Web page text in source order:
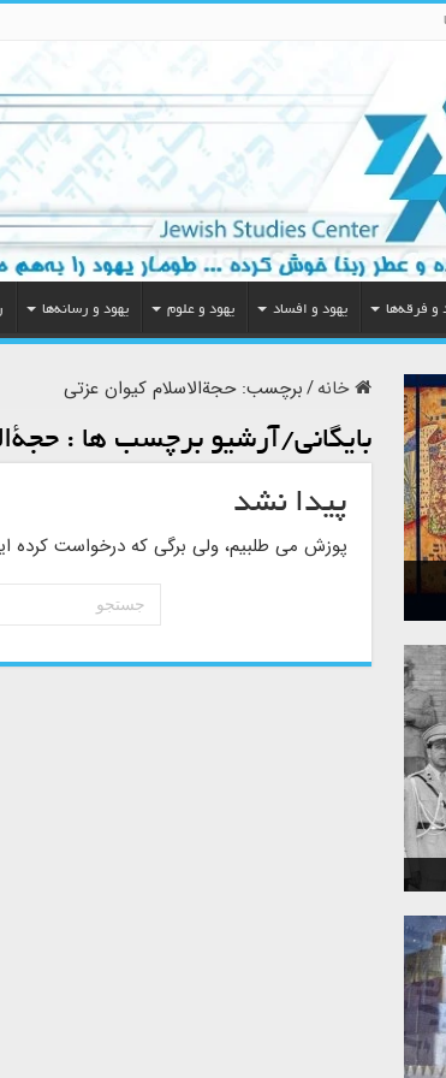
و فرقه‌ها یهود و افساد یهود و علوم یهود و رسانه‌ها
خانه/برچسب:حجةالاسلام کیوان عزتی
بایگانی/آرشیو برچسب ها :
پیدا نشد
پوزش می طلبیم، ولی برگی که درخواست کرده